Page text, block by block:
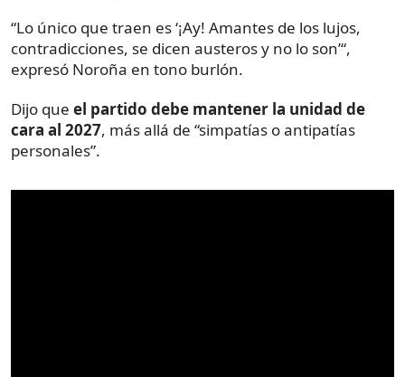
“Lo único que traen es ‘¡Ay! Amantes de los lujos,
contradicciones, se dicen austeros y no lo son’“,
expresó Noroña en tono burlón.
Dijo que el partido debe mantener la unidad de
cara al 2027, más allá de “simpatías o antipatías
personales”.